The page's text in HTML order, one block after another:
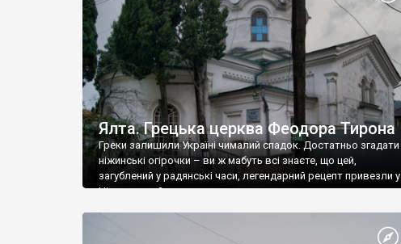
Херсонесу Таврійського названо місто […]
Ялта. Грецька церква Феодора Тирона
Греки залишили Україні чималий спадок. Достатньо згадати
ніжинські огірочки – ви ж мабуть всі знаєте, що цей,
загублений у радянські часи, легендарний рецепт привезли у
Ніжин греки?